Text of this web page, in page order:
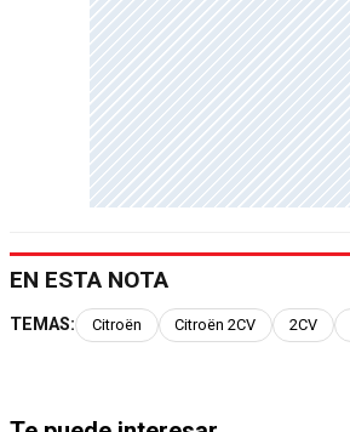
EN ESTA NOTA
TEMAS: Citroën Citroën 2CV 2CV